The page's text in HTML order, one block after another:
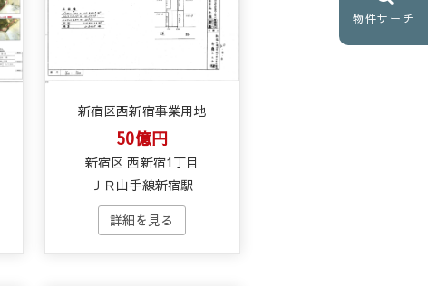
新宿区西新宿事業用地
50億円
新宿区 西新宿1丁目
ＪＲ山手線新宿駅
物件サーチ